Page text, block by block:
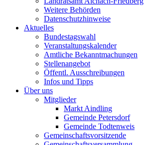
Weitere Behörden
Datenschutzhinweise
Aktuelles
Bundestagswahl
Veranstaltungskalender
Amtliche Bekanntmachungen
Stellenangebot
Öffentl. Ausschreibungen
Infos und Tipps
Über uns
Mitglieder
Markt Aindling
Gemeinde Petersdorf
Gemeinde Todtenweis
Gemeinschaftsvorsitzende